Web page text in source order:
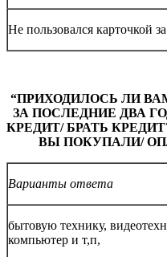
Не пользовался карточкой
“ПРИХОДИЛОСЬ ЛИ
ЗА ПОСЛЕДНИЕ ДВА
КРЕДИТ/ БРАТЬ
ВЫ ПОКУПАЛИ/
Варианты ответа
бытовую технику,
компьютер и т,п,